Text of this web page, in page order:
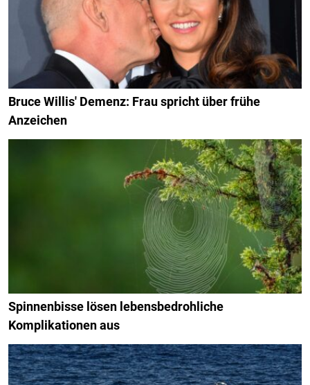
Bruce Willis' Demenz: Frau spricht über frühe
Anzeichen
Spinnenbisse lösen lebensbedrohliche
Komplikationen aus